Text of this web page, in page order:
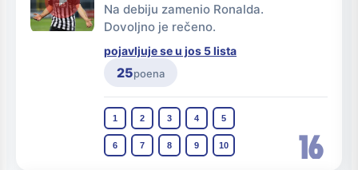
16
Na debiju zamenio Ronalda.
Dovoljno je rečeno.
pojavljuje se u jos 5 lista
25poena
1 2 3 4 5
6 7 8 9 10